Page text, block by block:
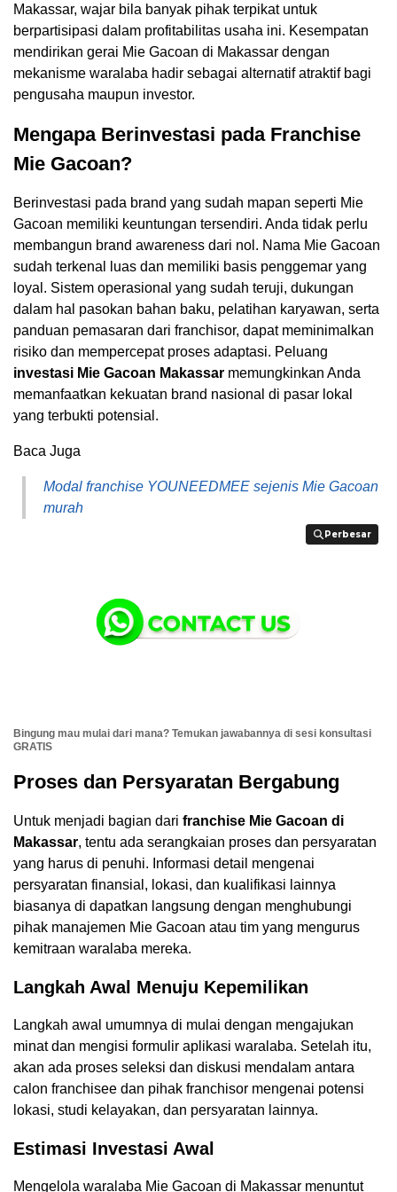
Makassar, wajar bila banyak pihak terpikat untuk
berpartisipasi dalam profitabilitas usaha ini. Kesempatan
mendirikan gerai Mie Gacoan di Makassar dengan
mekanisme waralaba hadir sebagai alternatif atraktif bagi
pengusaha maupun investor.
Mengapa Berinvestasi pada Franchise
Mie Gacoan?
Berinvestasi pada brand yang sudah mapan seperti Mie
Gacoan memiliki keuntungan tersendiri. Anda tidak perlu
membangun brand awareness dari nol. Nama Mie Gacoan
sudah terkenal luas dan memiliki basis penggemar yang
loyal. Sistem operasional yang sudah teruji, dukungan
dalam hal pasokan bahan baku, pelatihan karyawan, serta
panduan pemasaran dari franchisor, dapat meminimalkan
risiko dan mempercepat proses adaptasi. Peluang
investasi Mie Gacoan Makassar memungkinkan Anda
memanfaatkan kekuatan brand nasional di pasar lokal
yang terbukti potensial.
Baca Juga
Modal franchise YOUNEEDMEE sejenis Mie Gacoan
murah
Perbesar
Perbesar
Bingung mau mulai dari mana? Temukan jawabannya di sesi konsultasi
GRATIS
Proses dan Persyaratan Bergabung
Untuk menjadi bagian dari franchise Mie Gacoan di
Makassar, tentu ada serangkaian proses dan persyaratan
yang harus di penuhi. Informasi detail mengenai
persyaratan finansial, lokasi, dan kualifikasi lainnya
biasanya di dapatkan langsung dengan menghubungi
pihak manajemen Mie Gacoan atau tim yang mengurus
kemitraan waralaba mereka.
Langkah Awal Menuju Kepemilikan
Langkah awal umumnya di mulai dengan mengajukan
minat dan mengisi formulir aplikasi waralaba. Setelah itu,
akan ada proses seleksi dan diskusi mendalam antara
calon franchisee dan pihak franchisor mengenai potensi
lokasi, studi kelayakan, dan persyaratan lainnya.
Estimasi Investasi Awal
Mengelola waralaba Mie Gacoan di Makassar menuntut